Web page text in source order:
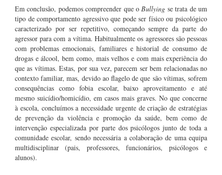
Em conclusão, podemos compreender que oBullying se trata de um
tipo de comportamento agressivo que pode ser físico ou psicológico
caracterizado por ser repetitivo, começando sempre da parte do
agressor para com a vítima. Habitualmente os agressores são pessoas
com problemas emocionais, familiares e historial de consumo de
drogas e álcool, bem como, mais velhos e com mais experiência do
que as vítimas. Estas, por sua vez, parecem ser bem relacionadas no
contexto familiar, mas, devido ao flagelo de que são vítimas, sofrem
consequências como fobia escolar, baixo aproveitamento e até
mesmo suicídio/homicídio, em casos mais graves. No que concerne
à escola, concluímos a necessidade urgente de criação de estratégias
de prevenção da violência e promoção da saúde, bem como de
intervenção especializada por parte dos psicólogos junto de toda a
comunidade escolar, sendo necessária a colaboração de uma equipa
multidisciplinar (pais, professores, funcionários, psicólogos e
alunos).